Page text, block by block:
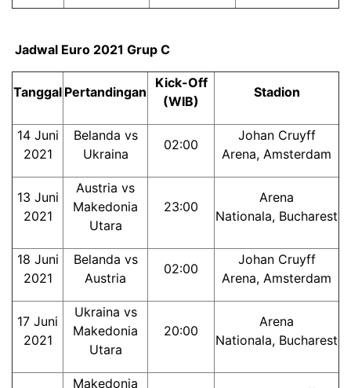
Jadwal Euro 2021 Grup C
Tanggal Pertandingan
Kick-Off
(WIB)
Stadion
14 Juni
2021
Belanda vs
Ukraina
02:00
Johan Cruyff
Arena, Amsterdam
13 Juni
2021
Austria vs
Makedonia
Utara
23:00
Arena
Nationala, Bucharest
18 Juni
2021
Belanda vs
Austria
02:00
Johan Cruyff
Arena, Amsterdam
17 Juni
2021
Ukraina vs
Makedonia
Utara
20:00
Arena
Nationala, Bucharest
Makedonia